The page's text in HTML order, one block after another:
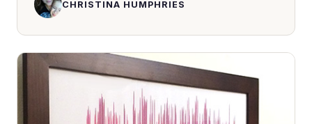
CHRISTINA HUMPHRIES